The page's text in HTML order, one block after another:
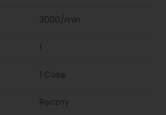
3000/min
1
1 Cosφ
Ręczny